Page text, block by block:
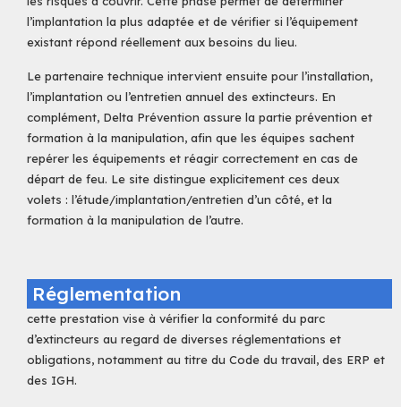
l’implantation la plus adaptée et de vérifier si l’équipement
existant répond réellement aux besoins du lieu.
Le partenaire technique intervient ensuite pour l’installation,
l’implantation ou l’entretien annuel des extincteurs. En
complément, Delta Prévention assure la partie prévention et
formation à la manipulation, afin que les équipes sachent
repérer les équipements et réagir correctement en cas de
départ de feu. Le site distingue explicitement ces deux
volets : l’étude/implantation/entretien d’un côté, et la
formation à la manipulation de l’autre.
Réglementation
cette prestation vise à vérifier la conformité du parc
d’extincteurs au regard de diverses réglementations et
obligations, notamment au titre du Code du travail, des ERP et
des IGH.